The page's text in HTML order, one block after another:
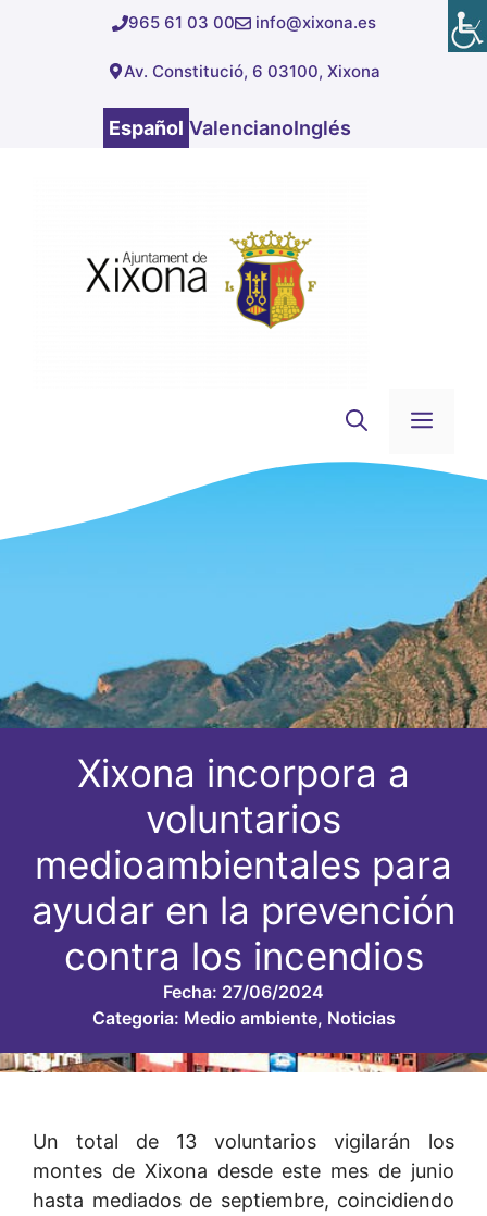
965 61 03 00 info@xixona.es
Av. Constitució, 6 03100, Xixona
Español ValencianoInglés
Xixona incorpora a
voluntarios
medioambientales para
ayudar en la prevención
contra los incendios
Fecha: 27/06/2024
Categoria: Medio ambiente, Noticias
Un total de 13 voluntarios vigilarán los
montes de Xixona desde este mes de junio
hasta mediados de septiembre, coincidiendo